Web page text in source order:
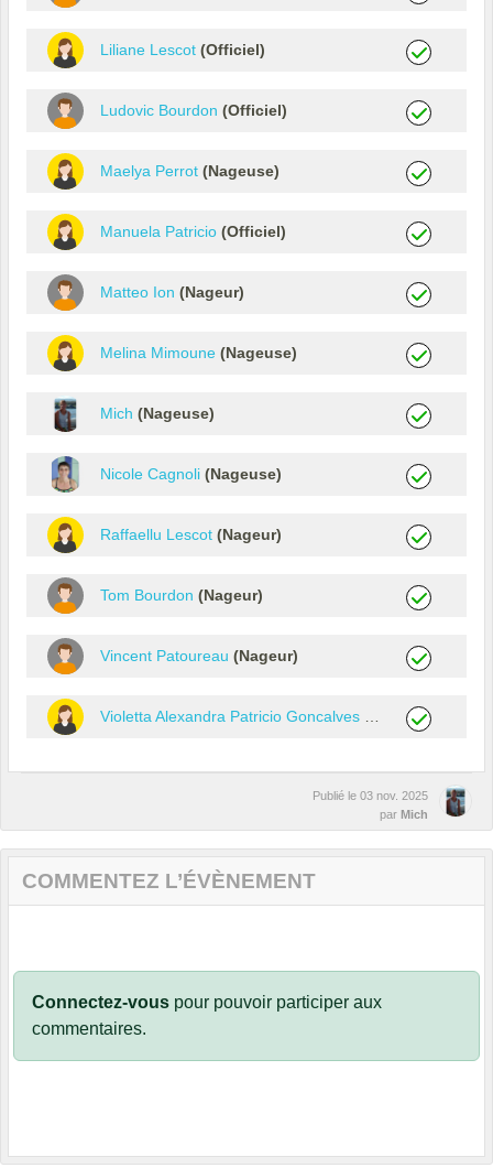
Liliane Lescot (Officiel)
Ludovic Bourdon (Officiel)
Maelya Perrot (Nageuse)
Manuela Patricio (Officiel)
Matteo Ion (Nageur)
Melina Mimoune (Nageuse)
Mich (Nageuse)
Nicole Cagnoli (Nageuse)
Raffaellu Lescot (Nageur)
Tom Bourdon (Nageur)
Vincent Patoureau (Nageur)
Violetta Alexandra Patricio Goncalves (Nageuse)
Publié le 03 nov. 2025
par Mich
COMMENTEZ L’ÉVÈNEMENT
Connectez-vous pour pouvoir participer aux
commentaires.